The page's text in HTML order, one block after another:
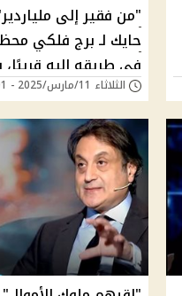
"من فقير إلى
حايك لـ برج فلكي
في طريقه إليه
مليئة بالأموال | هل
الثلاثاء 11/مارس/2025 - 08:01 م